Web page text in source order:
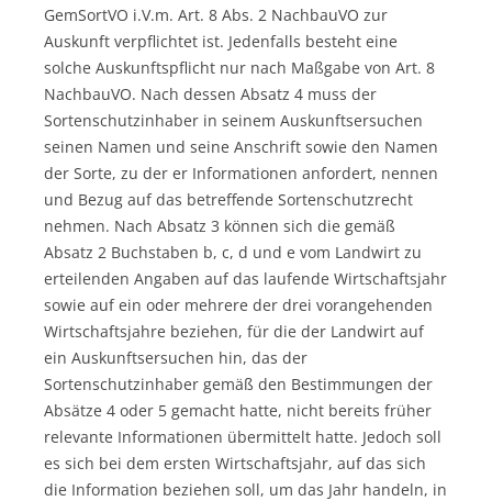
GemSortVO i.V.m. Art. 8 Abs. 2 NachbauVO zur
Auskunft verpflichtet ist. Jedenfalls besteht eine
solche Auskunftspflicht nur nach Maßgabe von Art. 8
NachbauVO. Nach dessen Absatz 4 muss der
Sortenschutzinhaber in seinem Auskunftsersuchen
seinen Namen und seine Anschrift sowie den Namen
der Sorte, zu der er Informationen anfordert, nennen
und Bezug auf das betreffende Sortenschutzrecht
nehmen. Nach Absatz 3 können sich die gemäß
Absatz 2 Buchstaben b, c, d und e vom Landwirt zu
erteilenden Angaben auf das laufende Wirtschaftsjahr
sowie auf ein oder mehrere der drei vorangehenden
Wirtschaftsjahre beziehen, für die der Landwirt auf
ein Auskunftsersuchen hin, das der
Sortenschutzinhaber gemäß den Bestimmungen der
Absätze 4 oder 5 gemacht hatte, nicht bereits früher
relevante Informationen übermittelt hatte. Jedoch soll
es sich bei dem ersten Wirtschaftsjahr, auf das sich
die Information beziehen soll, um das Jahr handeln, in